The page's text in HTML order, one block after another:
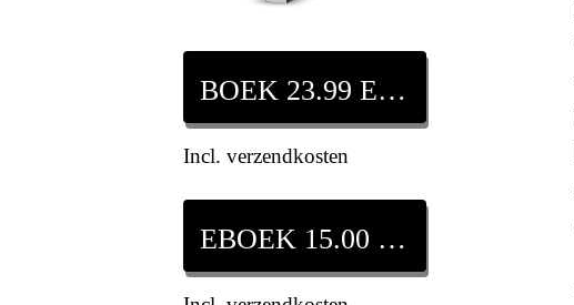
BOEK 23.99 EURO
Incl. verzendkosten
EBOEK 15.00 EURO